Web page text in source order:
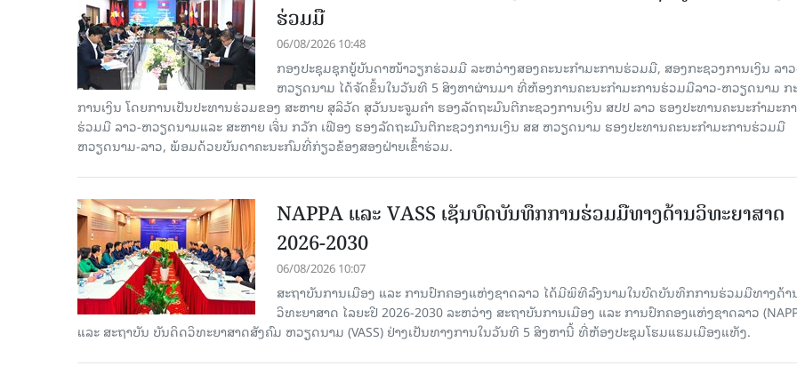
ຮ່ວມມື
06/08/2026 10:48
ກອງປະຊຸມຊຸກຍູ້ບັນດາໜ້າວຽກຮ່ວມມື ລະຫວ່າງສອງຄະນະກໍາມະການຮ່ວມມື, ສອງກະຊວງການເງິນ ລາ
ຫວຽດນາມ ໄດ້ຈັດຂຶ້ນໃນວັນທີ 5 ສິງຫາຜ່ານມາ ທີ່ຫ້ອງການຄະນະກໍາມະການຮ່ວມມືລາວ-ຫວຽດນາມ ກ
ການເງິນ ໂດຍການເປັນປະທານຮ່ວມຂອງ ສະຫາຍ ສຸລິວັດ ສຸວັນນະຈູມຄຳ ຮອງລັດຖະມົນຕີກະຊວງການເງິນ ສປປ ລາວ ຮອງປະທານຄະນະກໍາມະກ
ຮ່ວມມື ລາວ-ຫວຽດນາມແລະ ສະຫາຍ ເຈິ່ນ ກວັກ ເຟືອງ ຮອງລັດຖະມົນຕີກະຊວງການເງິນ ສສ ຫວຽດນາມ ຮອງປະທານຄະນະກໍາມະການຮ່ວມມື
ຫວຽດນາມ-ລາວ, ພ້ອມດ້ວຍບັນດາຄະນະກົມທີ່ກ່ຽວຂ້ອງສອງຝ່າຍເຂົ້າຮ່ວມ.
NAPPA ແລະ VASS ເຊັນບົດບັນທຶກການຮ່ວມມືທາງດ້ານວິທະຍາສາດ
2026-2030
06/08/2026 10:07
ສະຖາບັນການເມືອງ ແລະ ການປົກຄອງແຫ່ງຊາດລາວ ໄດ້ມີພິທີລົງນາມໃນບົດບັນທຶກການຮ່ວມມືທາງດ້າ
ວິທະຍາສາດ ໄລຍະປີ 2026-2030 ລະຫວ່າງ ສະຖາບັນການເມືອງ ແລະ ການປົກຄອງແຫ່ງຊາດລາວ
ແລະ ສະຖາບັນ ບັນດິດວິທະຍາສາດສັງຄົມ ຫວຽດນາມ (VASS) ຢ່າງເປັນທາງການໃນວັນທີ 5 ສິງຫານີ້ ທີ່ຫ້ອງປະຊຸມໂຮມແຮມເມືອງແທັງ.